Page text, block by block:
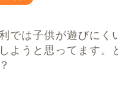
では子供が遊びにく
ようと思ってます。